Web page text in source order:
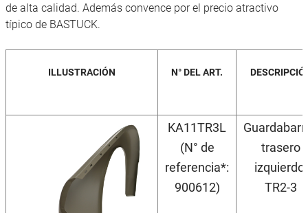
de alta calidad. Además convence por el precio atractivo
típico de BASTUCK.
ILLUSTRACIÓN N° DEL ART.
KA11TR3L
(N° de
referencia*:
900612)
trasero
izquierdo,
TR2-3